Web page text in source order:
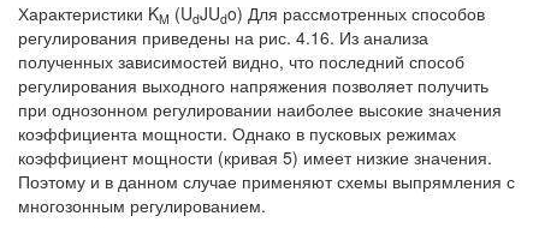
Характеристики KM (UdJUdo) Для рассмотренных способов
регулирования приведены на рис. 4.16. Из анализа
полученных зависимостей видно, что последний способ
регулирования выходного напряжения позволяет получить
при однозонном регулировании наиболее высокие значения
коэффициента мощности. Однако в пусковых режимах
коэффициент мощности (кривая 5) имеет низкие значения.
Поэтому и в данном случае применяют схемы выпрямления с
многозонным регулированием.